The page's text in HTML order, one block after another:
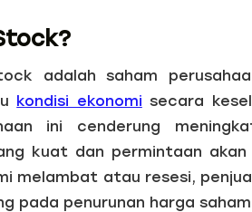
adalah saham
kondisi ekonomi secara
ini cenderung
kuat dan permintaan akan
melambat atau resesi,
pada penurunan harga